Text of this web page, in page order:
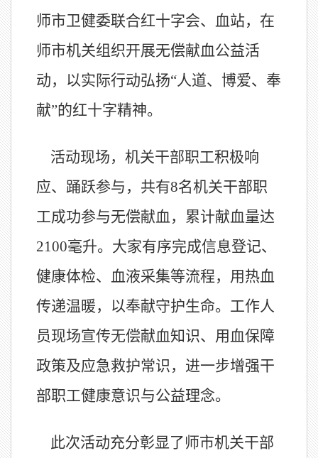
师市卫健委联合红十字会、血站，在
师市机关组织开展无偿献血公益活
动，以实际行动弘扬“人道、博爱、奉
献”的红十字精神。
活动现场，机关干部职工积极响
应、踊跃参与，共有8名机关干部职
工成功参与无偿献血，累计献血量达
2100毫升。大家有序完成信息登记、
健康体检、血液采集等流程，用热血
传递温暖，以奉献守护生命。工作人
员现场宣传无偿献血知识、用血保障
政策及应急救护常识，进一步增强干
部职工健康意识与公益理念。
此次活动充分彰显了师市机关干部